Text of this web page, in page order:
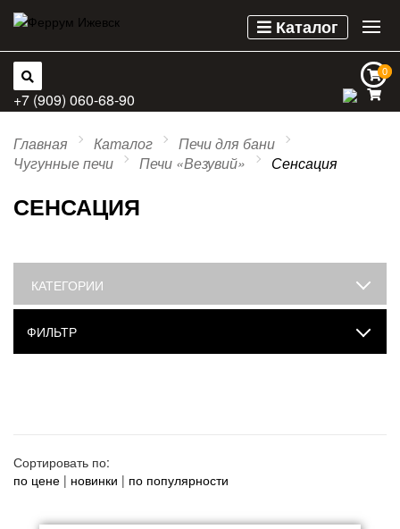
Каталог
0
0
+7 (909) 060-68-90
Главная Каталог
Печи для бани
Чугунные печи
Печи «Везувий» Сенсация
СЕНСАЦИЯ
КАТЕГОРИИ
ФИЛЬТР
Сортировать по:
по цене | новинки | по популярности